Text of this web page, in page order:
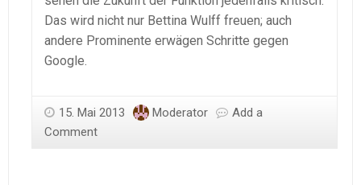
Das wird nicht nur Bettina Wulff freuen; auch
andere Prominente erwägen Schritte gegen
Google.
15. Mai 2013 Moderator
Add a
Comment